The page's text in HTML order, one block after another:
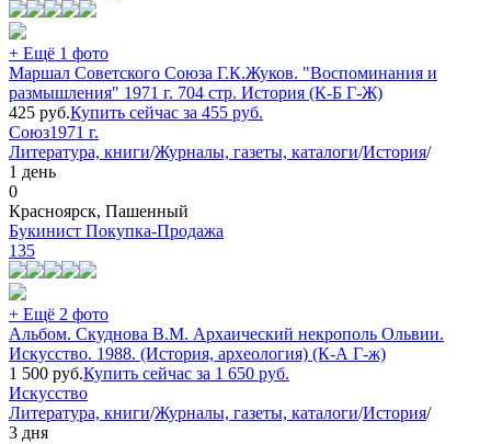
+ Ещё 1 фото
Маршал Советского Союза Г.К.Жуков. "Воспоминания и
размышления" 1971 г. 704 стр. История (К-Б Г-Ж)
425 руб.Купить сейчас за 455 руб.
Союз1971 г.
Литература, книги/Журналы, газеты, каталоги/История/
1 день
0
Красноярск, Пашенный
Букинист Покупка-Продажа
135
+ Ещё 2 фото
Альбом. Скуднова В.М. Архаический некрополь Ольвии.
Искусство. 1988. (История, археология) (К-А Г-ж)
1 500 руб.Купить сейчас за 1 650 руб.
Искусство
Литература, книги/Журналы, газеты, каталоги/История/
3 дня